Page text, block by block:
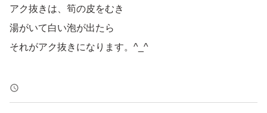
アク抜きは、筍の皮をむき
湯がいて白い泡が出たら
それがアク抜きになります。^_^
★古参たけのこ 総重量..約１，０００g以上
絶対に入れてます。